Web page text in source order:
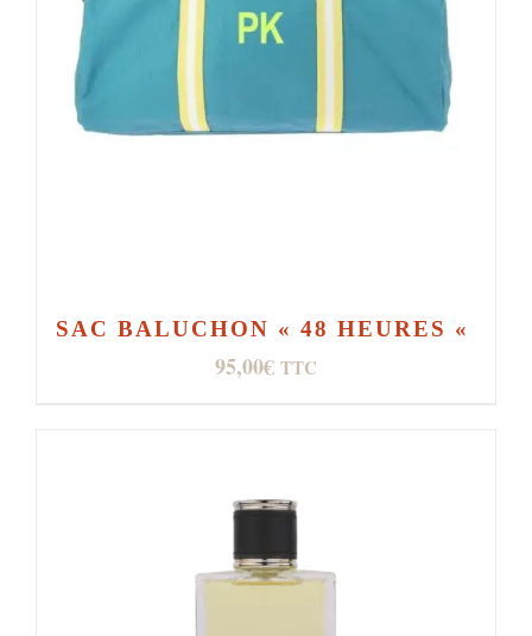
SAC BALUCHON « 48 HEURES «
95,00€ TTC